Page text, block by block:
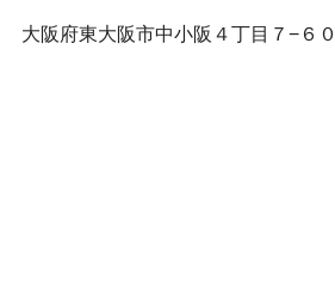
大阪府東大阪市中小阪４丁目７−６０